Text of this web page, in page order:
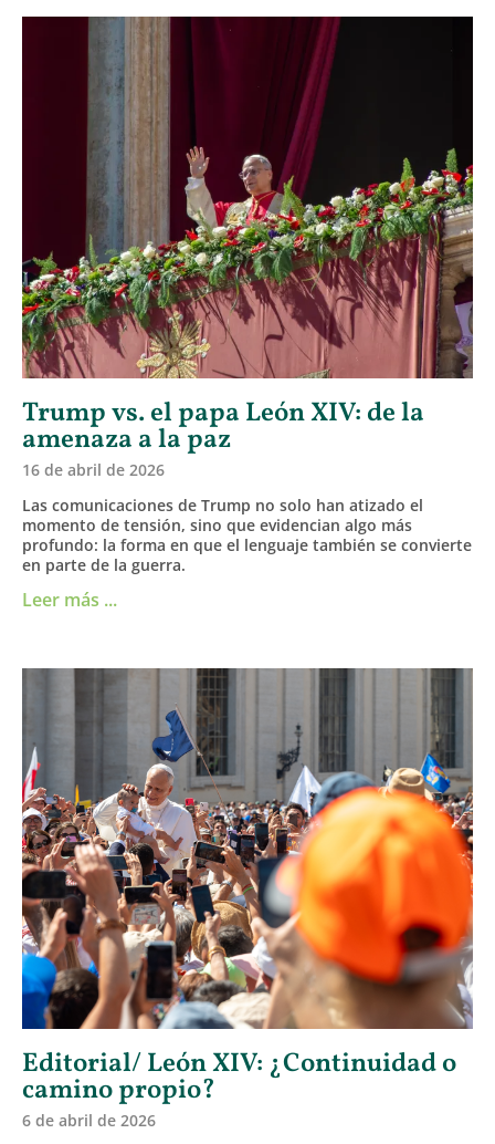
Trump vs. el papa León XIV: de la
amenaza a la paz
16 de abril de 2026
Las comunicaciones de Trump no solo han atizado el
momento de tensión, sino que evidencian algo más
profundo: la forma en que el lenguaje también se convierte
en parte de la guerra.
Leer más ...
Editorial/ León XIV: ¿Continuidad o
camino propio?
6 de abril de 2026